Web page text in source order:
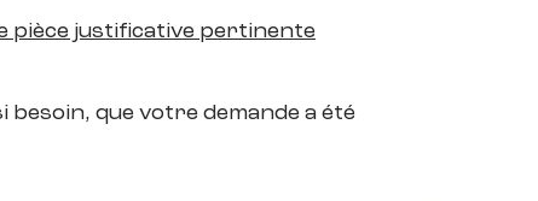
pièce justificative pertinente
que votre demande a été